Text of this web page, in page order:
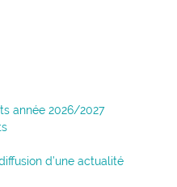
année 2026/2027
d’une actualité